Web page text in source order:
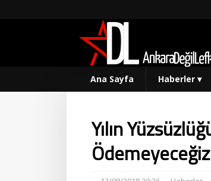
Ana Sayfa Haberler ▾
Yılın